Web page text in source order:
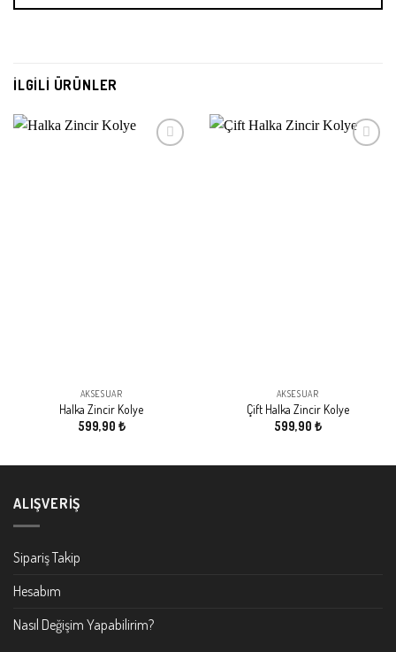
İLGILI ÜRÜNLER
AKSESUAR
Halka Zincir Kolye
599,90 ₺
AKSESUAR
Çift Halka Zincir Kolye
599,90 ₺
ALIŞVERIŞ
Sipariş Takip
Hesabım
Nasıl Değişim Yapabilirim?